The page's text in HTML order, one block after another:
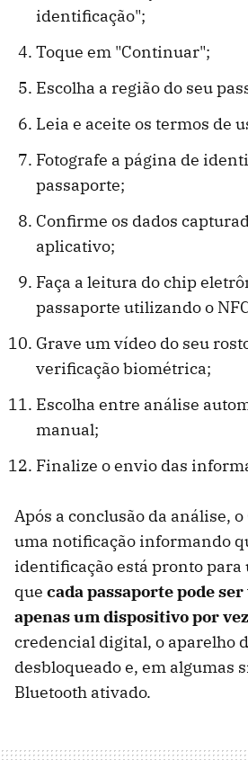
identificação";
Toque em "Continuar";
Escolha a região do seu
Leia e aceite os termos de
Fotografe a página de
passaporte;
Confirme os dados
aplicativo;
Faça a leitura do chip
passaporte utilizando o
Grave um vídeo do seu
verificação biométrica;
Escolha entre análise
manual;
Finalize o envio das
Após a conclusão da análise,
uma notificação informando
identificação está pronto para
que cada passaporte pode
apenas um dispositivo por vez
credencial digital, o aparelho
desbloqueado e, em algumas
Bluetooth ativado.